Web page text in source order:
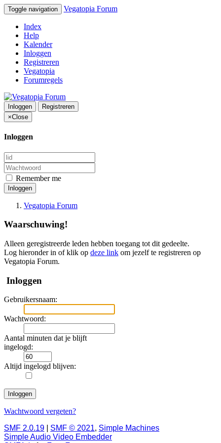
Toggle navigation Vegatopia Forum
Index
Help
Kalender
Inloggen
Registreren
Vegatopia
Forumregels
Inloggen
Registreren
×Close
Inloggen
Remember me
Inloggen
Vegatopia Forum
Waarschuwing!
Alleen geregistreerde leden hebben toegang tot dit gedeelte.
Log hieronder in of klik op deze link om jezelf te registreren op
Vegatopia Forum.
Inloggen
Gebruikersnaam:
Wachtwoord:
Aantal minuten dat je blijft
ingelogd:
Altijd ingelogd blijven:
Wachtwoord vergeten?
SMF 2.0.19
SMF © 2021, Simple Machines
Simple Audio Video Embedder